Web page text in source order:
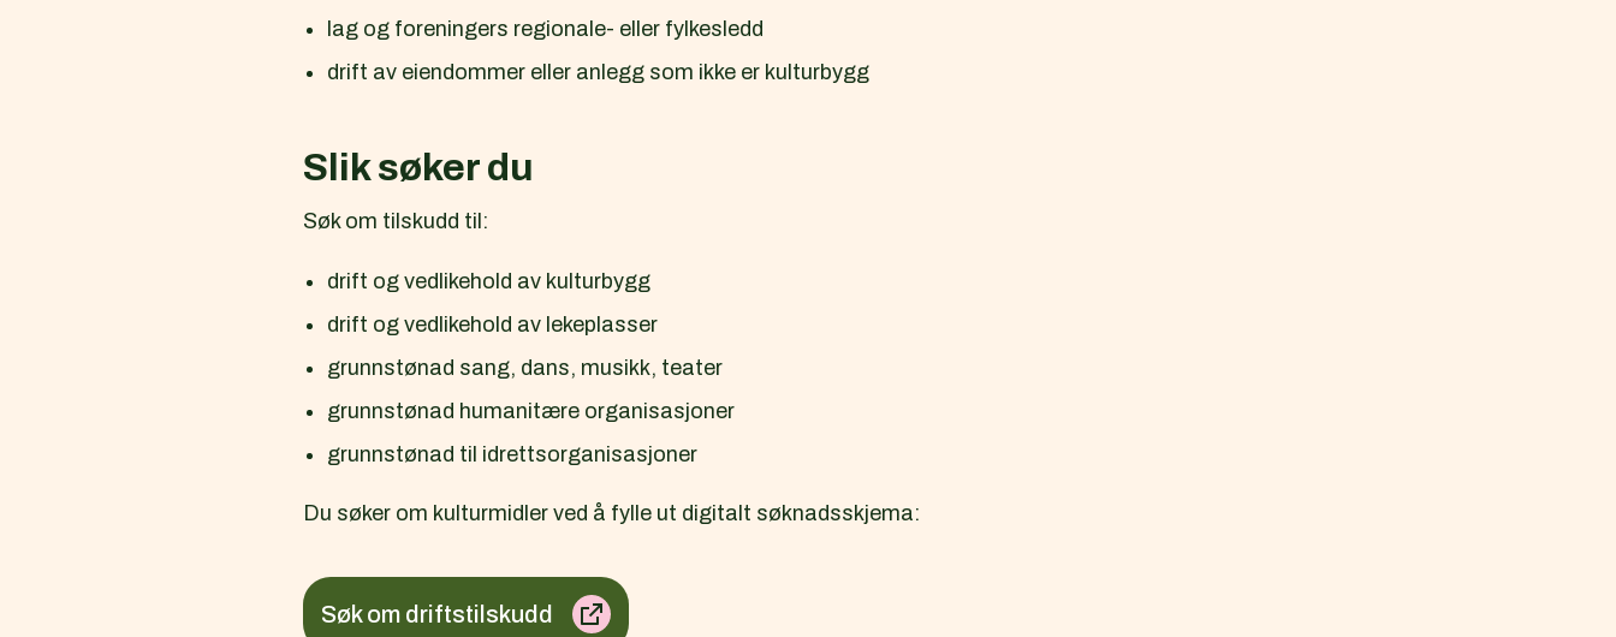
lag og foreningers regionale- eller fylkesledd
drift av eiendommer eller anlegg som ikke er kulturbygg
Slik søker du
Søk om tilskudd til:
drift og vedlikehold av kulturbygg
drift og vedlikehold av lekeplasser
grunnstønad sang, dans, musikk, teater
grunnstønad humanitære organisasjoner
grunnstønad til idrettsorganisasjoner
Du søker om kulturmidler ved å fylle ut digitalt søknadsskjema:
Søk om driftstilskudd